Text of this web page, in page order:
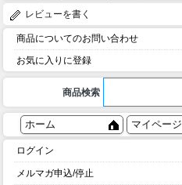
レビューを書く
商品についてのお問い合わせ
お気に入りに登録
商品検索
ホーム マイページ
ログイン
メルマガ申込/停止